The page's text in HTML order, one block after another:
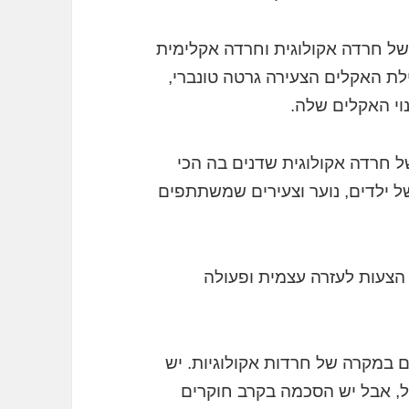
יש סיקור נרחב של חרדה אקולוגית וחרדה אקלימית
האקלים הצעירה גרטה טונברי,
האקלים שלה.
חרדה אקולוגית שדנים בה הכי
נוער וצעירים שמשתתפים
לעזרה עצמית ופעולה
במקרה של חרדות אקולוגיות. יש
אבל יש הסכמה בקרב חוקרים